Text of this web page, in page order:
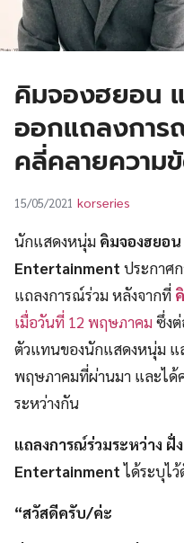
คิมจองฮยอน
ออกแถลงกา
คลี่คลายความ
15/05/2021 korseries
นักแสดงหนุ่ม คิมจองฮยอน
Entertainment ประกาศ
แถลงการณ์ร่วม หลังจากที่
เมื่อวันที่ 12 พฤษภาคม ซึ่ง
ตัวแทนของนักแสดงหนุ่ม แ
พฤษภาคมที่ผ่านมา และได้
ระหว่างกัน
แถลงการณ์ร่วมระหว่าง
Entertainmentได้ระบุไ
“สวัสดีครับ/ค่ะ